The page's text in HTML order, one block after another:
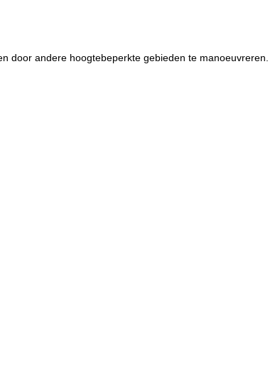
door andere hoogtebeperkte gebieden te manoeuvreren.